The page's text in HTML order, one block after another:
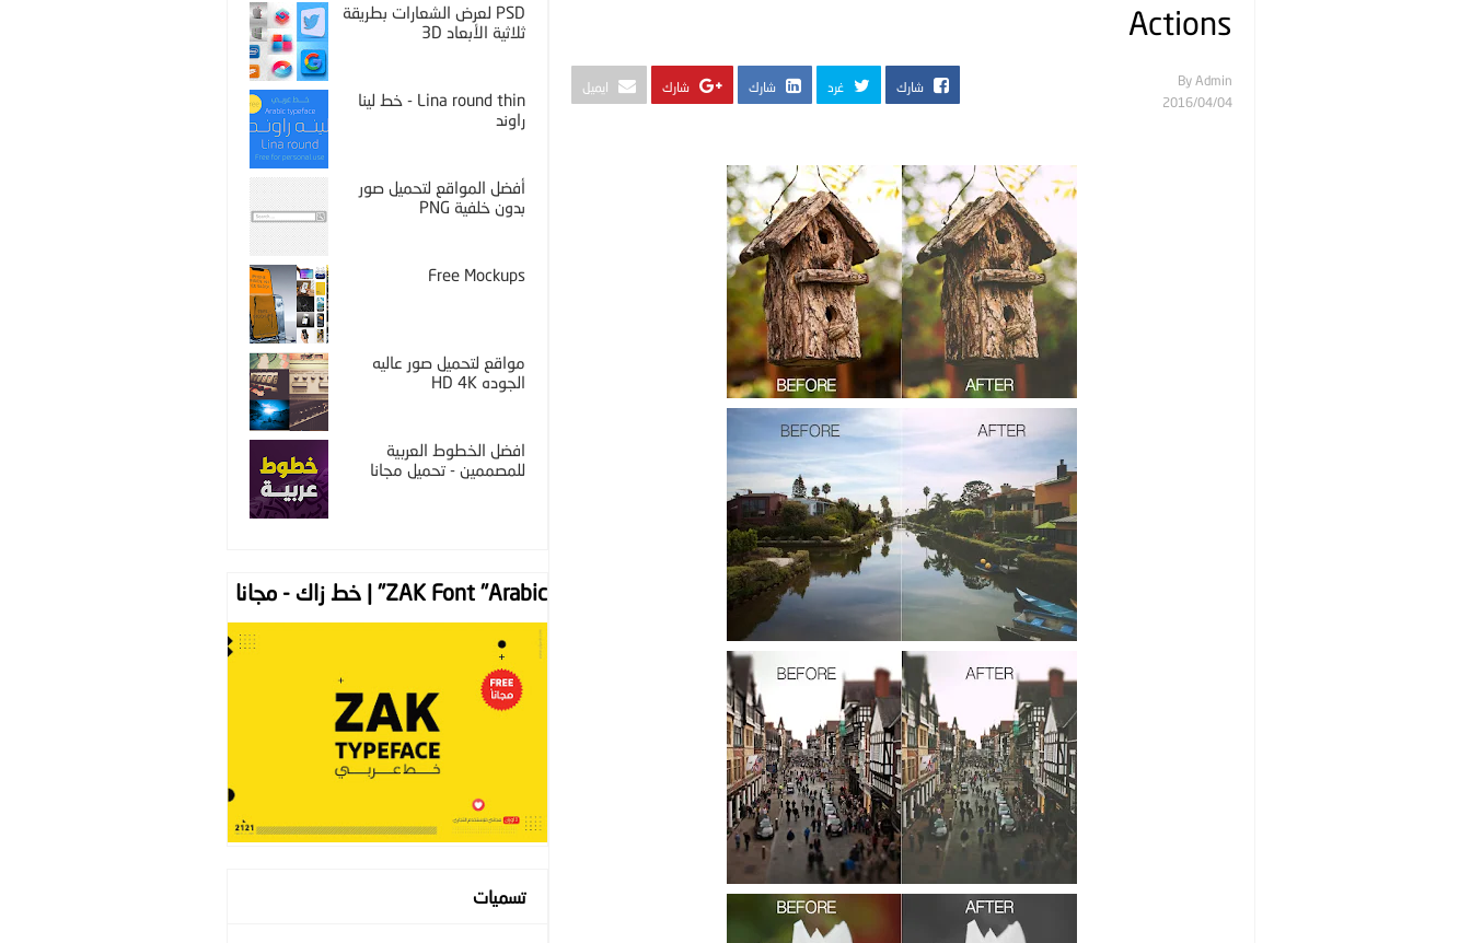
Actions
By Admin
04‏/04‏/2016
شارك غرد شارك شارك ايميل
PSD لعرض الشعارات بطريقة
ثلاثية الأبعاد 3D
Lina round thin - خط لينا
راوند
أفضل المواقع لتحميل صور
بدون خلفية PNG
Free Mockups
مواقع لتحميل صور عاليه
الجوده HD 4K
افضل الخطوط العربية
للمصممين - تحميل مجانا
ZAK Font "Arabic" | خط زاك - مجانا
تسميات